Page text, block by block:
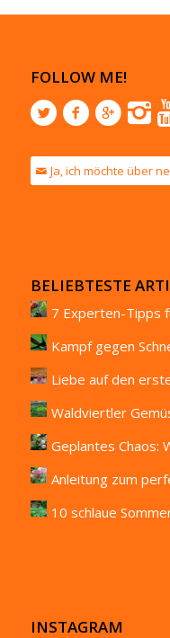
FOLLOW ME!
Ja, ich möchte über
BELIEBTESTE
7 Experten-Tipps
Kampf gegen
Liebe auf den
Waldviertler
Geplantes Chaos:
Anleitung zum
10 schlaue
INSTAGRAM